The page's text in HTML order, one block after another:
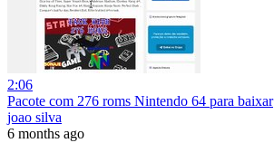
2:06
Pacote com 276 roms Nintendo 64 para baixar
joao silva
6 months ago